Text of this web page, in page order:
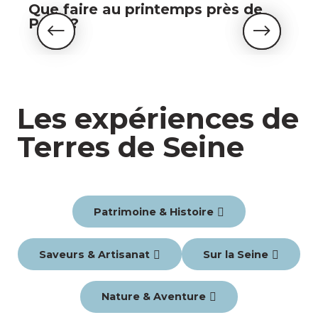
Que faire au printemps près de
Paris ?
Les expériences de
Terres de Seine
Patrimoine & Histoire
Saveurs & Artisanat Sur la Seine
Nature & Aventure